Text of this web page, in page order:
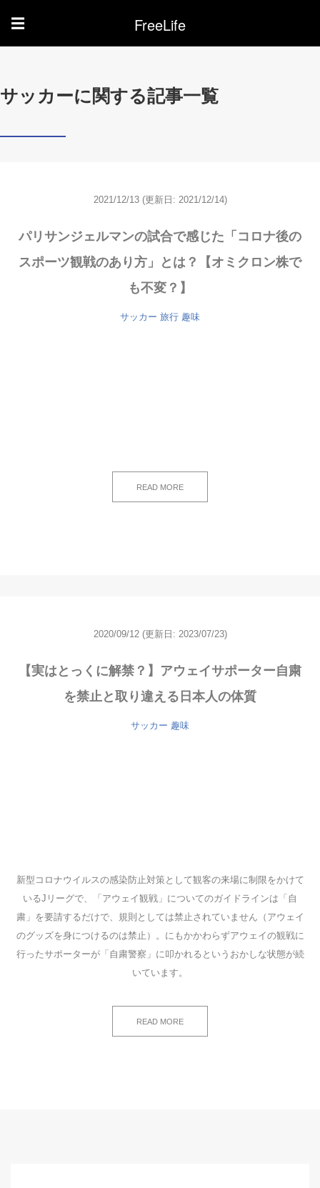
☰ FreeLife
サッカーに関する記事一覧
2021/12/13 (更新日: 2021/12/14)
パリサンジェルマンの試合で感じた「コロナ後の
スポーツ観戦のあり方」とは？【オミクロン株で
も不変？】
サッカー 旅行 趣味
READ MORE
2020/09/12 (更新日: 2023/07/23)
【実はとっくに解禁？】アウェイサポーター自粛
を禁止と取り違える日本人の体質
サッカー 趣味
新型コロナウイルスの感染防止対策として観客の来場に制限をかけて
いるJリーグで、「アウェイ観戦」についてのガイドラインは「自
粛」を要請するだけで、規則としては禁止されていません（アウェイ
のグッズを身につけるのは禁止）。にもかかわらずアウェイの観戦に
行ったサポーターが「自粛警察」に叩かれるというおかしな状態が続
いています。
READ MORE